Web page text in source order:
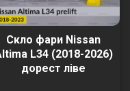
Скло фари Nissan
L34 (2018-2026)
дорест ліве